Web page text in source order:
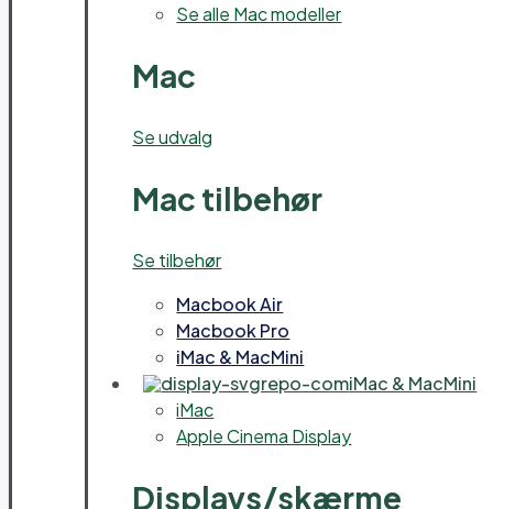
Se alle Mac modeller
Mac
Se udvalg
Mac tilbehør
Se tilbehør
Macbook Air
Macbook Pro
iMac & MacMini
iMac & MacMini
iMac
Apple Cinema Display
Displays/skærme